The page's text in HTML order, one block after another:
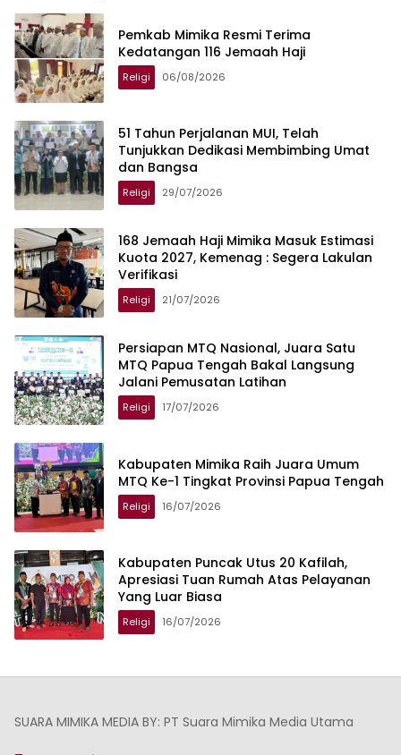
Pemkab Mimika Resmi Terima
Kedatangan 116 Jemaah Haji
Religi 06/08/2026
51 Tahun Perjalanan MUI, Telah
Tunjukkan Dedikasi Membimbing Umat
dan Bangsa
Religi 29/07/2026
168 Jemaah Haji Mimika Masuk Estimasi
Kuota 2027, Kemenag : Segera Lakulan
Verifikasi
Religi 21/07/2026
Persiapan MTQ Nasional, Juara Satu
MTQ Papua Tengah Bakal Langsung
Jalani Pemusatan Latihan
Religi 17/07/2026
Kabupaten Mimika Raih Juara Umum
MTQ Ke-1 Tingkat Provinsi Papua Tengah
Religi 16/07/2026
Kabupaten Puncak Utus 20 Kafilah,
Apresiasi Tuan Rumah Atas Pelayanan
Yang Luar Biasa
Religi 16/07/2026
SUARA MIMIKA MEDIA BY: PT Suara Mimika Media Utama